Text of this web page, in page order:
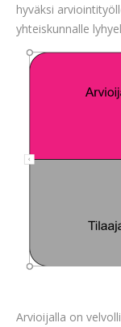
hyväksi
yhteiskunnalle
Arvioijalla on